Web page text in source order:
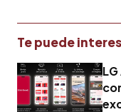
Te puede